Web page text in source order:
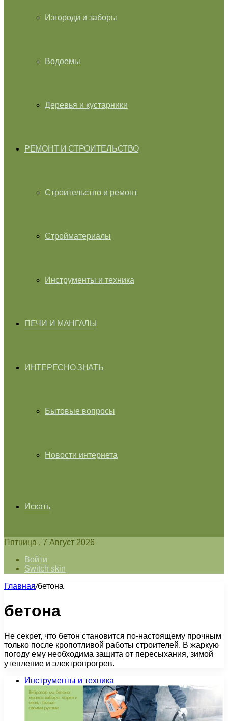
Изгороди и заборы
Водоемы
Деревья и кустарники
РЕМОНТ И СТРОИТЕЛЬСТВО
Строительство и ремонт
Стройматериалы
Инструменты и техника
ПЕЧИ И МАНГАЛЫ
ИНТЕРЕСНО ЗНАТЬ
Бытовые вопросы
Новости интернета
Искать
Пятница , 7 Август 2026
Войти
Switch skin
Главная/бетона
бетона
Не секрет, что бетон становится по-настоящему прочным
только после кропотливой работы строителей. В жаркую
погоду ему необходима защита от пересыхания, зимой
утепление и электропрогрев.
Инструменты и техника